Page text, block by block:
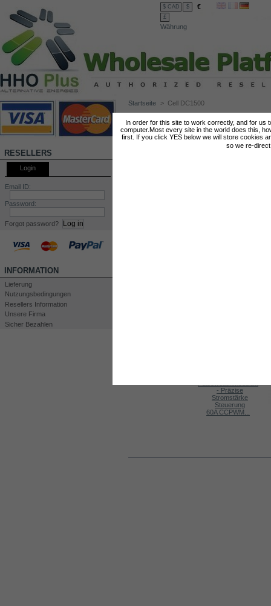
In order for this site to work correctly, and for us
computer.Most every site in the world does this,
first. If you click YES below we will store cookies
so we re-
$ CAD $ €
£
Währung
RESELLERS
Login
Email ID:
Password:
Forgot password?
INFORMATION
Lieferung
Nutzungsbedingungen
Resellers Information
Unsere Firma
Sicher Bezahlen
Startseite > Cell DC1500
60A CCPWM...